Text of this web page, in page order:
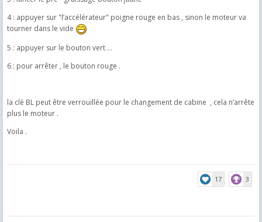
4 : appuyer sur "l’accélérateur" poigne rouge en bas , sinon le moteur va
tourner dans le vide
5 : appuyer sur le bouton vert ...
6 : pour arrêter , le bouton rouge .
la clé BL peut être verrouillée pour le changement de cabine , cela n’arrête
plus le moteur .
Voila .
17 3